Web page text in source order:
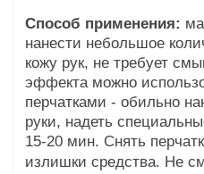
Способ применения:
нанести небольшое
кожу рук, не требует
эффекта можно
перчатками - обильно
руки, надеть
15-20 мин. Снять
излишки средства. Не